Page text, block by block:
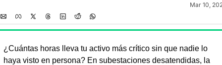
Mar 10,
¿Cuántas horas lleva tu activo más crítico sin que nadie lo
haya visto en persona? En subestaciones desatendidas, la